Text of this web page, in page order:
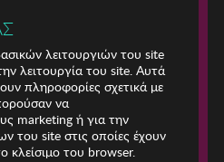
λειτουργιών του site
λειτουργία του site. Αυτά
πληροφορίες σχετικά με
να
marketing ή για την
του site στις οποίες έχουν
κλείσιμο του browser.